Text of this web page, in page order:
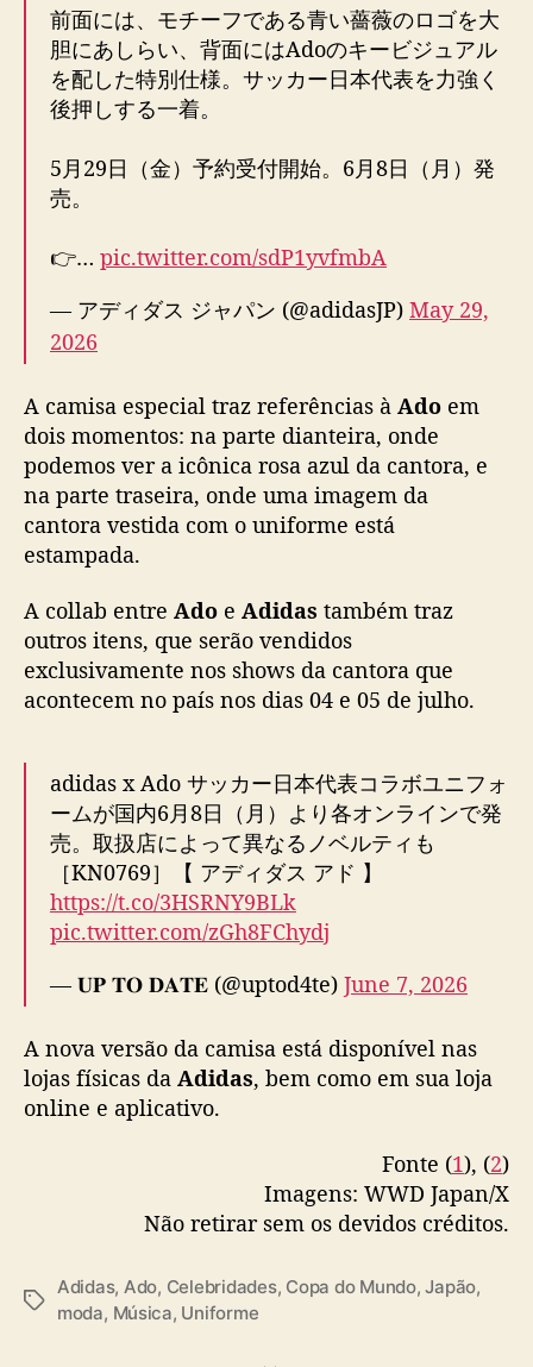
e
u
n
o
e
l
a
n
d
o
e
p
a
e
i
a
m
A
d
o
前面には、モチーフである青い薔薇のロゴを大
胆にあしらい、背面にはAdoのキービジュアル
を配した特別仕様。サッカー日本代表を力強く
後押しする一着。​
5月29日（金）予約受付開始。6月8日（月）発
売。​
👉… pic.twitter.com/sdP1yvfmbA
— アディダス ジャパン (@adidasJP) May 29,
2026
A camisa especial traz referências à Ado em
dois momentos: na parte dianteira, onde
podemos ver a icônica rosa azul da cantora, e
na parte traseira, onde uma imagem da
cantora vestida com o uniforme está
estampada.
A collab entre Ado e Adidas também traz
outros itens, que serão vendidos
exclusivamente nos shows da cantora que
acontecem no país nos dias 04 e 05 de julho.
adidas x Ado サッカー日本代表コラボユニフォ
ーム​が国内6月8日（月）より各オンラインで発
売。取扱店によって異なるノベルティも
［KN0769］【 アディダス アド 】
https://t.co/3HSRNY9BLk
pic.twitter.com/zGh8FChydj
— 𝐔𝐏 𝐓𝐎 𝐃𝐀𝐓𝐄 (@uptod4te) June 7, 2026
A nova versão da camisa está disponível nas
lojas físicas da Adidas, bem como em sua loja
online e aplicativo.
Fonte (1), (2)
Imagens: WWD Japan/X
Não retirar sem os devidos créditos.
T
Adidas, Ado, Celebridades, Copa do Mundo,Japão,
moda, Música, Uniforme